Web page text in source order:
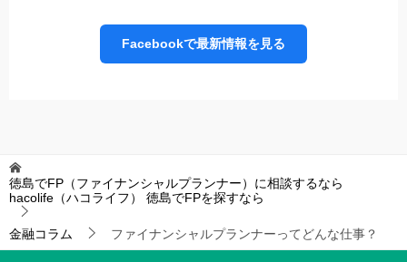
Facebookで最新情報を見る
徳島でFP（ファイナンシャルプランナー）に相談するなら
hacolife（ハコライフ）
徳島でFPを探すなら
金融コラム ファイナンシャルプランナーってどんな仕事？